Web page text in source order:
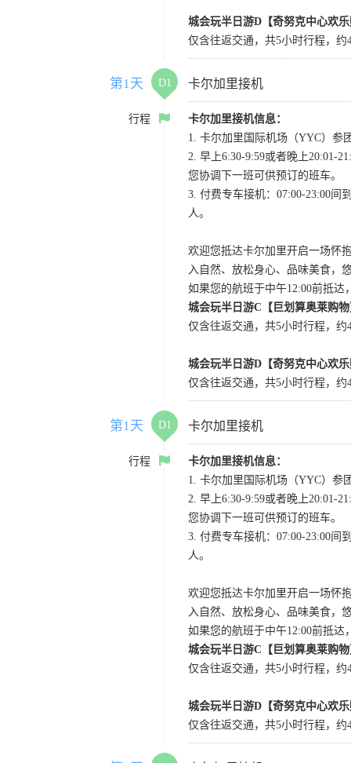
城会玩半日游D【奇努克中心欢
仅含往返交通，共5小时行程，
第1天 D1 卡尔加里接机
行程
卡尔加里接机信息：
1. 卡尔加里国际机场（YYC）参
2. 早上6:30-9:59或者晚上20:01-
您协调下一班可供预订的班车。
3. 付费专车接机：07:00-23:00间
人。
欢迎您抵达卡尔加里开启一场怀
入自然、放松身心、品味美食，
如果您的航班于中午12:00前抵
城会玩半日游C【巨划算奥莱购
仅含往返交通，共5小时行程，
城会玩半日游D【奇努克中心欢
仅含往返交通，共5小时行程，
第1天 D1 卡尔加里接机
行程
卡尔加里接机信息：
1. 卡尔加里国际机场（YYC）参
2. 早上6:30-9:59或者晚上20:01-
您协调下一班可供预订的班车。
3. 付费专车接机：07:00-23:00间
人。
欢迎您抵达卡尔加里开启一场怀
入自然、放松身心、品味美食，
如果您的航班于中午12:00前抵
城会玩半日游C【巨划算奥莱购
仅含往返交通，共5小时行程，
城会玩半日游D【奇努克中心欢
仅含往返交通，共5小时行程，